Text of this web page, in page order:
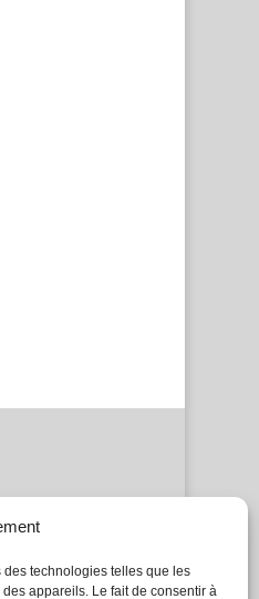
technologies telles que les
appareils. Le fait de consentir à